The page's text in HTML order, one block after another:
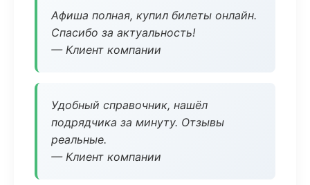
Афиша полная, купил билеты онлайн.
Спасибо за актуальность!
— Клиент компании
Удобный справочник, нашёл
подрядчика за минуту. Отзывы
реальные.
— Клиент компании